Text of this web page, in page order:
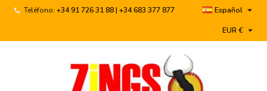
Teléfono: +34 91 726 31 88 | +34 683 377 877 Español 
EUR € 